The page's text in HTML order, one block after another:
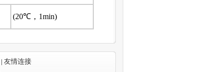
(20℃，1min)
| 友情连接